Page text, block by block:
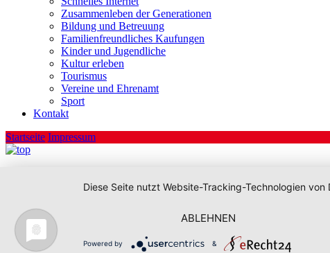
Zusammenleben der Generationen
Bildung und Betreuung
Familienfreundliches Kaufungen
Kinder und Jugendliche
Kultur erleben
Tourismus
Vereine und Ehrenamt
Sport
Kontakt
Startseite Impressum
Diese Seite nutzt Website-Tracking-Technologien
ABLEHNEN
Powered by &